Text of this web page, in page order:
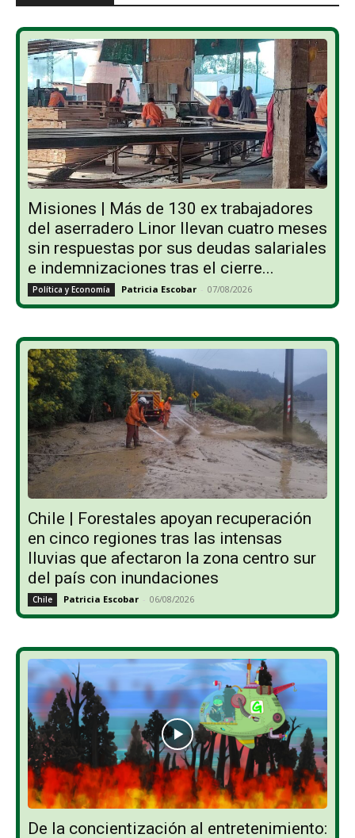
Misiones | Más de 130 ex trabajadores
del aserradero Linor llevan cuatro meses
sin respuestas por sus deudas salariales
e indemnizaciones tras el cierre...
Política y Economía Patricia Escobar - 07/08/2026
Chile | Forestales apoyan recuperación
en cinco regiones tras las intensas
lluvias que afectaron la zona centro sur
del país con inundaciones
Chile Patricia Escobar - 06/08/2026
De la concientización al entretenimiento: